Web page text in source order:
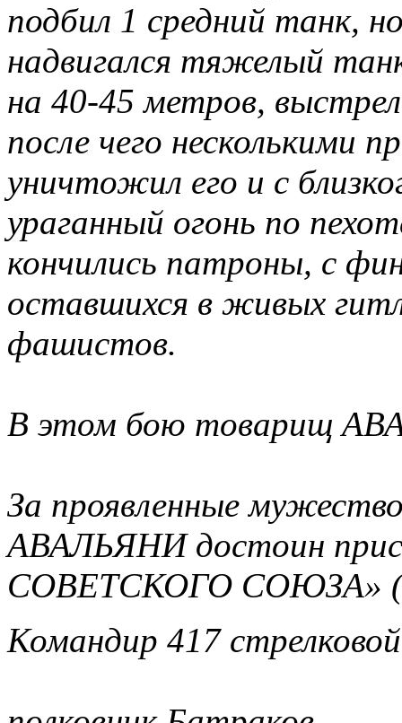
подбил 1 средний танк,
надвигался тяжелый
на 40-45 метров,
после чего несколькими
уничтожил его и с
ураганный огонь по
кончились патроны, с
оставшихся в живых
фашистов.
В этом бою товарищ
За проявленные
АВАЛЬЯНИ достоин
СОВЕТСКОГО СОЮЗА»
Командир 417